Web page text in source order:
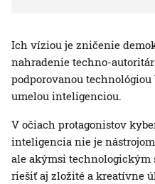
Ich víziou je zničenie
nahradenie techno-
podporovanou
umelou inteligenciou.
V očiach protagonistov
inteligencia nie je
ale akýmsi technologickým
riešiť aj zložité a kreatívne